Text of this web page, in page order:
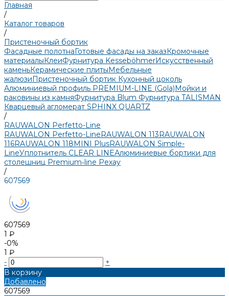
Главная
/
Каталог товаров
/
Пристеночный бортик
Фасадные полотнаГотовые фасады на заказКромочные
материалыКлеиФурнитура KesseböhmerИскусственный
каменьКерамические плитыМебельные
жалюзиПристеночный бортик Кухонный цоколь
Алюминиевый профиль PREMIUM-LINE (Gola)Мойки и
раковины из камняФурнитура Blum Фурнитура TALISMAN
Кварцевый агломерат SPHINX QUARTZ
/
RAUWALON Perfetto-Line
RAUWALON Perfetto-LineRAUWALON 113RAUWALON
116RAUWALON 118MINI PlusRAUWALON Simple-
LineУплотнитель CLEAR LINEАлюминиевые бортики для
столешниц Premium‑line Рехау
/
607569
607569
1 ₽
-0%
1 ₽
-
+
В корзину
Добавлено
607569